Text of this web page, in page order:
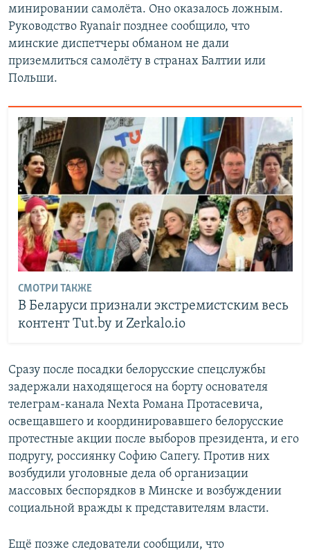
минировании самолёта. Оно оказалось ложным.
Руководство Ryanair позднее сообщило, что
минские диспетчеры обманом не дали
приземлиться самолёту в странах Балтии или
Польши.
СМОТРИ ТАКЖЕ
В Беларуси признали экстремистским весь
контент Tut.by и Zerkalo.io
Сразу после посадки белорусские спецслужбы
задержали находящегося на борту основателя
телеграм-канала Nexta Романа Протасевича,
освещавшего и координировавшего белорусские
протестные акции после выборов президента, и его
подругу, россиянку Софию Сапегу. Против них
возбудили уголовные дела об организации
массовых беспорядков в Минске и возбуждении
социальной вражды к представителям власти.
Ещё позже следователи сообщили, что